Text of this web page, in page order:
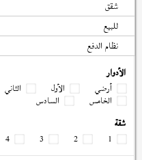
الأدوار
أرضي
الأول الثاني
الخامس
السادس
شقة
1
2
3
4